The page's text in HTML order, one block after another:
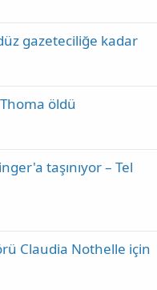
gazeteciliğe kadar
öldü
taşınıyor – Tel
Claudia Nothelle için